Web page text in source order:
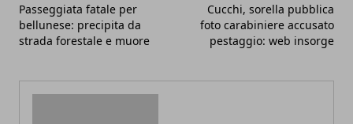
Passeggiata fatale per
bellunese: precipita da
strada forestale e muore
Cucchi, sorella pubblica
foto carabiniere accusato
pestaggio: web insorge